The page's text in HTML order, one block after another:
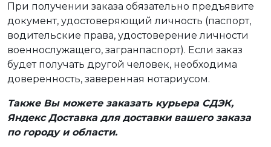
При получении заказа обязательно предъявите
документ, удостоверяющий личность (паспорт,
водительские права, удостоверение личности
военнослужащего, загранпаспорт). Если заказ
будет получать другой человек, необходима
доверенность, заверенная нотариусом.
Также Вы можете заказать курьера СДЭК,
Яндекс Доставка для доставки вашего заказа
по городу и области.